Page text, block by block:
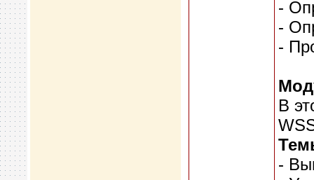
-
-
-
В
-